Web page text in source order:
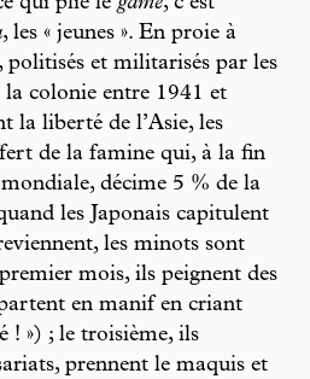
, les « jeunes ». En proie à
politisés et militarisés par les
la colonie entre 1941 et
la liberté de l’Asie, les
de la famine qui, à la fin
décime 5 % de la
les Japonais capitulent
les minots sont
mois, ils peignent des
en manif en criant
! ») ; le troisième, ils
prennent le maquis et